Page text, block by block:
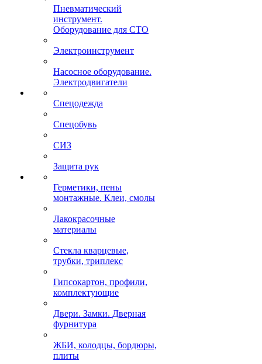
Пневматический
инструмент.
Оборудование для СТО
Электроинструмент
Насосное оборудование.
Электродвигатели
Спецодежда
Спецобувь
СИЗ
Защита рук
Герметики, пены
монтажные. Клеи, смолы
Лакокрасочные
материалы
Стекла кварцевые,
трубки, триплекс
Гипсокартон, профили,
комплектующие
Двери. Замки. Дверная
фурнитура
ЖБИ, колодцы, бордюры,
плиты